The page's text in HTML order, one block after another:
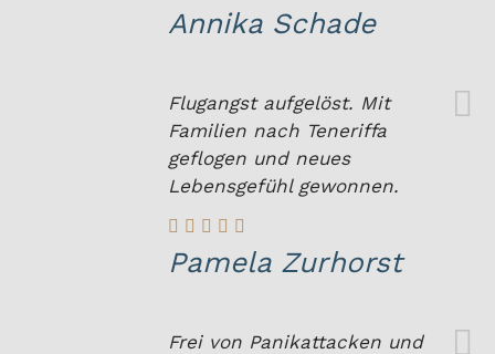
Annika Schade
Flugangst aufgelöst. Mit
Familien nach Teneriffa
geflogen und neues
Lebensgefühl gewonnen.
Pamela Zurhorst
Frei von Panikattacken und